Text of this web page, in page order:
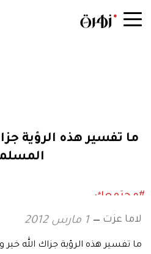
ما تفسير هذه الرؤية
#مجتمعك
لاما عزت 1 مارس 2012
ما تفسير هذه الرؤية جزاك الله